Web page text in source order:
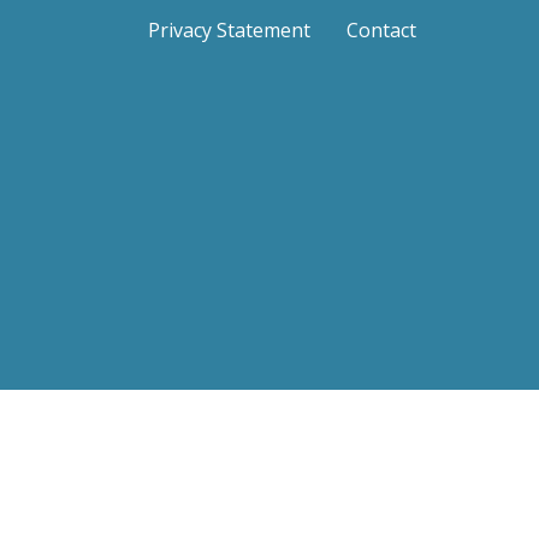
Privacy Statement Contact